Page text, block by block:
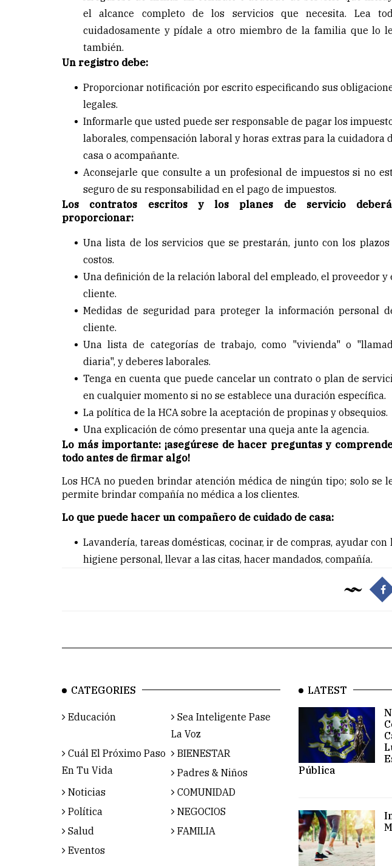
el alcance completo de los servicios que necesita. Lea
cuidadosamente y pídale a otro miembro de la familia que lo
también.
Un registro debe:
Proporcionar notificación por escrito especificando sus
legales.
Informarle que usted puede ser responsable de pagar los
laborales, compensación laboral y horas extras para la cuidadora
casa o acompañante.
Aconsejarle que consulte a un profesional de impuestos si no
seguro de su responsabilidad en el pago de impuestos.
Los contratos escritos y los planes de servicio
proporcionar:
Una lista de los servicios que se prestarán, junto con los
costos.
Una definición de la relación laboral del empleado, el proveedor y
cliente.
Medidas de seguridad para proteger la información personal
cliente.
Una lista de categorías de trabajo, como "vivienda" o
diaria", y deberes laborales.
Tenga en cuenta que puede cancelar un contrato o plan de
en cualquier momento si no se establece una duración específica.
La política de la HCA sobre la aceptación de propinas y obsequios.
Una explicación de cómo presentar una queja ante la agencia.
Lo más importante: ¡asegúrese de hacer preguntas y
todo antes de firmar algo!
Los HCA no pueden brindar atención médica de ningún tipo; solo se
permite brindar compañía no médica a los clientes.
Lo que puede hacer un compañero de cuidado de casa:
Lavandería, tareas domésticas, cocinar, ir de compras, ayudar con
higiene personal, llevar a las citas, hacer mandados, compañía.
CATEGORIES
Educación
Sea Inteligente Pase
La Voz
Cuál El Próximo Paso
En Tu Vida
BIENESTAR
Padres & Niños
Noticias
COMUNIDAD
Política
NEGOCIOS
Salud
FAMILIA
Eventos
LATEST
Pública